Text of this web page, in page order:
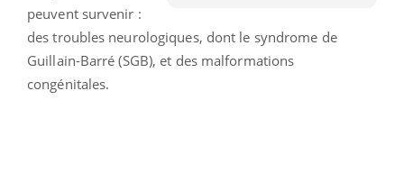
peuvent survenir :
des troubles neurologiques, dont le syndrome de
Guillain-Barré (SGB), et des malformations
congénitales.